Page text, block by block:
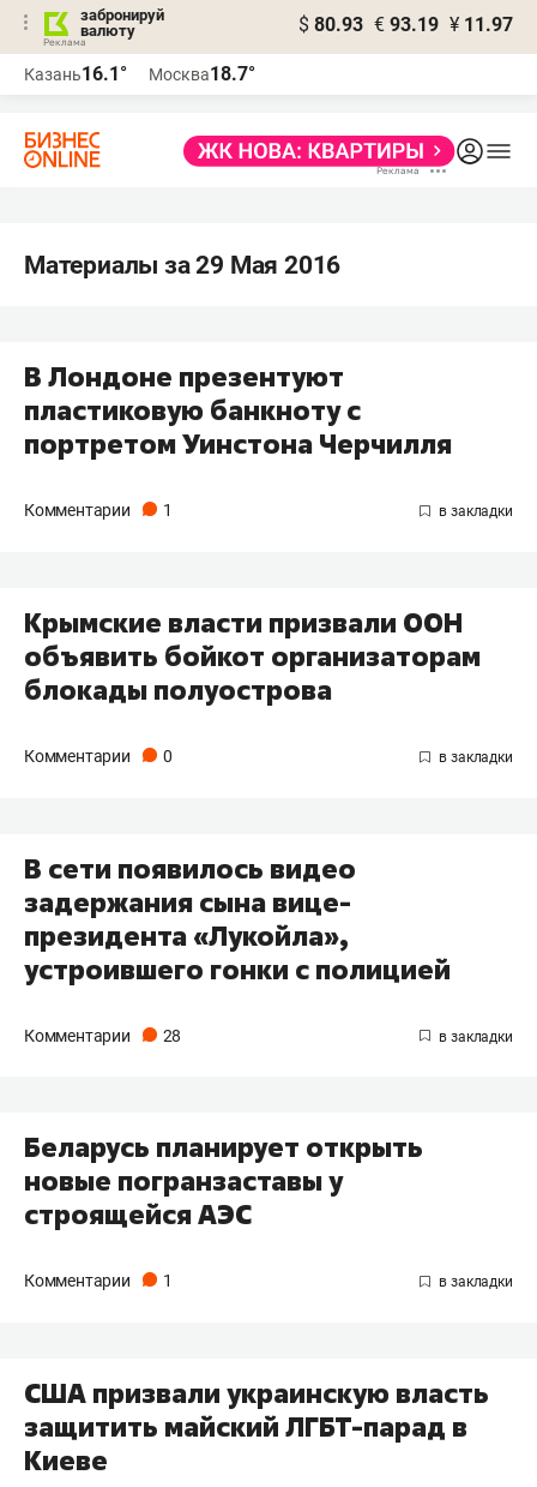
забронируй
валюту
$ 80.93 € 93.19 ¥ 11.97
Казань16.1° Москва18.7°
Материалы за 29 Мая 2016
В Лондоне презентуют
пластиковую банкноту с
портретом Уинстона Черчилля
Комментарии 1
Крымские власти призвали ООН
объявить бойкот организаторам
блокады полуострова
Комментарии 0
В сети появилось видео
задержания сына вице-
президента «Лукойла»,
устроившего гонки с полицией
Комментарии 28
Беларусь планирует открыть
новые погранзаставы у
строящейся АЭС
Комментарии 1
США призвали украинскую власть
защитить майский ЛГБТ-парад в
Киеве